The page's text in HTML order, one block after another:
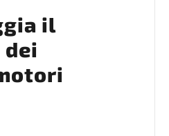
il